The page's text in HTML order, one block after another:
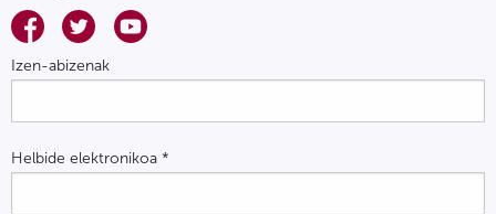
Izen-abizenak
Helbide elektronikoa *